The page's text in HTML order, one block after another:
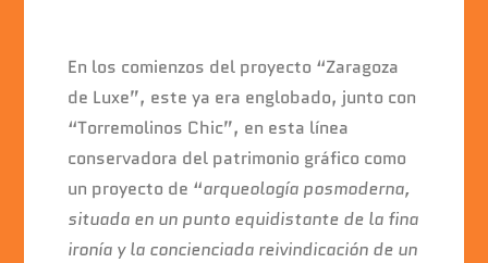
En los comienzos del proyecto “Zaragoza
de Luxe”, este ya era englobado, junto con
“Torremolinos Chic”, en esta línea
conservadora del patrimonio gráfico como
un proyecto de “arqueología posmoderna,
situada en un punto equidistante de la fina
ironía y la concienciada reivindicación de un